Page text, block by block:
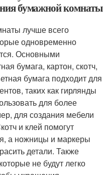
бумажной комнаты
лучше всего
одновременно
Основными
бумага, картон, скотч,
бумага подходит для
таких как гирлянды
для более
для создания мебели
и клей помогут
а ножницы и маркеры
детали. Также
не будут легко